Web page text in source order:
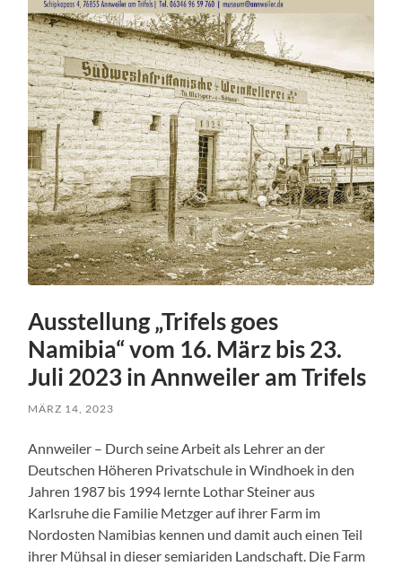
Ausstellung „Trifels goes
Namibia“ vom 16. März bis 23.
Juli 2023 in Annweiler am Trifels
MÄRZ 14, 2023
Annweiler – Durch seine Arbeit als Lehrer an der
Deutschen Höheren Privatschule in Windhoek in den
Jahren 1987 bis 1994 lernte Lothar Steiner aus
Karlsruhe die Familie Metzger auf ihrer Farm im
Nordosten Namibias kennen und damit auch einen Teil
ihrer Mühsal in dieser semiariden Landschaft. Die Farm